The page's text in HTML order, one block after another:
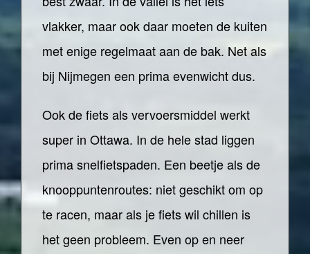
vlakker, maar ook daar moeten de kuiten
met enige regelmaat aan de bak. Net als
bij Nijmegen een prima evenwicht dus.
Ook de fiets als vervoersmiddel werkt
super in Ottawa. In de hele stad liggen
prima snelfietspaden. Een beetje als de
knooppuntenroutes: niet geschikt om op
te racen, maar als je fiets wil chillen is
het geen probleem. Even op en neer